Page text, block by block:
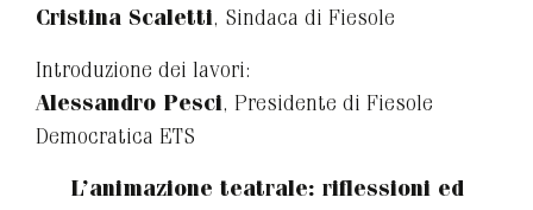
Cristina Scaletti, Sindaca di Fiesole
Introduzione dei lavori:
Alessandro Pesci, Presidente di Fiesole
Democratica ETS
L’animazione teatrale: riflessioni ed